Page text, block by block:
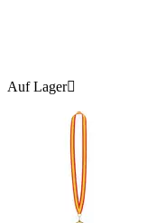
Auf Lager